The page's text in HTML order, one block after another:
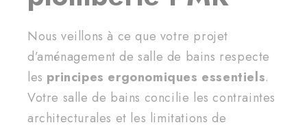
Nous veillons à ce que votre projet
d’aménagement de salle de bains respecte
les principes ergonomiques essentiels.
Votre salle de bains concilie les contraintes
architecturales et les limitations de